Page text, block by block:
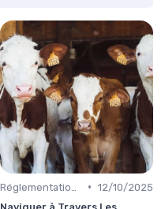
• 12/10/2025